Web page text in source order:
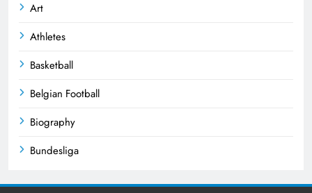
Art
Athletes
Basketball
Belgian Football
Biography
Bundesliga